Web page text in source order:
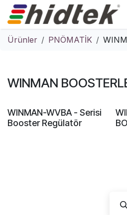
İçereği Atla
Ürünler PNÖMATİK
WINMAN
WINMAN-WVBA - Serisi
Booster Regülatör